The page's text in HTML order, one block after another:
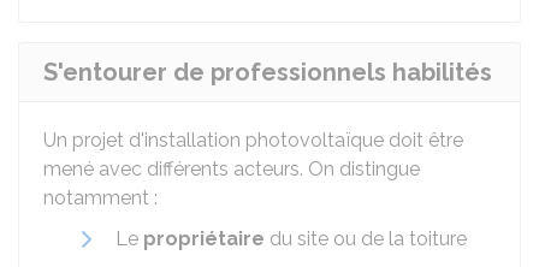
S'entourer de professionnels habilités
Un projet d'installation photovoltaïque doit être
mené avec différents acteurs. On distingue
notamment :
Le propriétaire du site ou de la toiture